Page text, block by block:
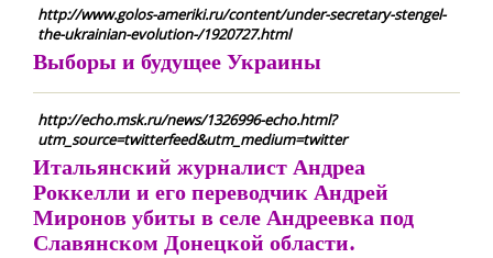
http://www.golos-ameriki.ru/content/under-secretary-stengel-
the-ukrainian-evolution-/1920727.html
Выборы и будущее Украины
http://echo.msk.ru/news/1326996-echo.html?
utm_source=twitterfeed&utm_medium=twitter
Итальянский журналист Андреа
Роккелли и его переводчик Андрей
Миронов убиты в селе Андреевка под
Славянском Донецкой области.